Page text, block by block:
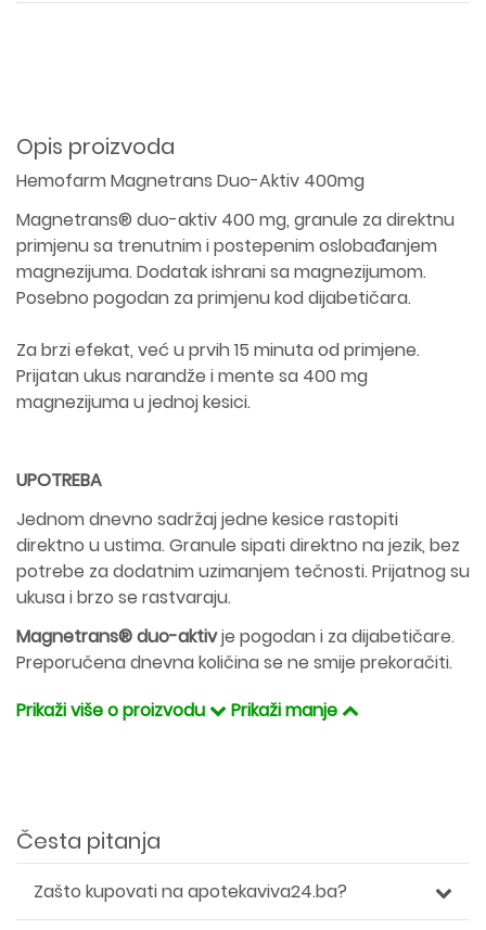
Opis proizvoda
Hemofarm Magnetrans Duo-Aktiv 400mg
Magnetrans® duo-aktiv 400 mg, granule za direktnu
primjenu sa trenutnim i postepenim oslobađanjem
magnezijuma. Dodatak ishrani sa magnezijumom.
Posebno pogodan za primjenu kod dijabetičara.
Za brzi efekat, već u prvih 15 minuta od primjene.
Prijatan ukus narandže i mente sa 400 mg
magnezijuma u jednoj kesici.
UPOTREBA
Jednom dnevno sadržaj jedne kesice rastopiti
direktno u ustima. Granule sipati direktno na jezik, bez
potrebe za dodatnim uzimanjem tečnosti. Prijatnog su
ukusa i brzo se rastvaraju.
Magnetrans® duo-aktivje pogodan i za dijabetičare.
Preporučena dnevna količina se ne smije prekoračiti.
Prikaži više o proizvodu
Prikaži manje
Česta pitanja
Zašto kupovati na apotekaviva24.ba?